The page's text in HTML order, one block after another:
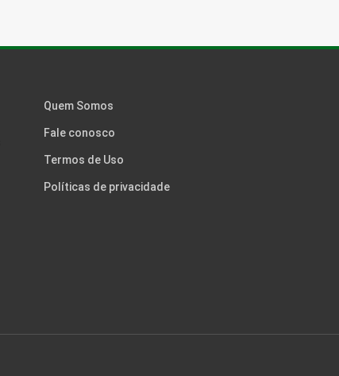
Quem Somos
Fale conosco
Termos de Uso
Políticas de privacidade